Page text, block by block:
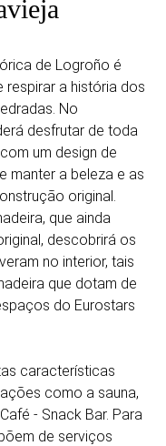
de Logroño é
a história dos
No
desfrutar de toda
um design de
manter a beleza e as
original.
que ainda
descobrirá os
no interior, tais
que dotam de
do Eurostars
características
como a sauna,
- Snack Bar. Para
de serviços